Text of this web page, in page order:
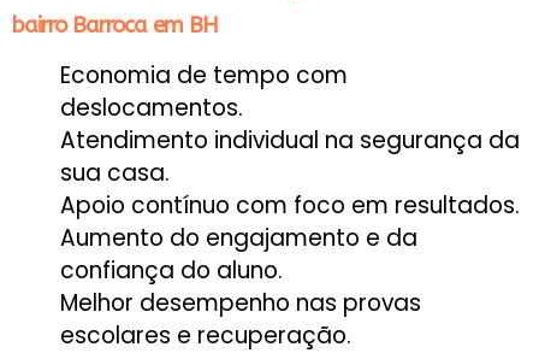
bairro Barroca em BH
Economia de tempo com
deslocamentos.
Atendimento individual na segurança da
sua casa.
Apoio contínuo com foco em resultados.
Aumento do engajamento e da
confiança do aluno.
Melhor desempenho nas provas
escolares e recuperação.